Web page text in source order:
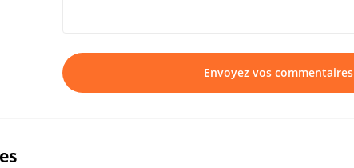
Envoyez vos commentaires